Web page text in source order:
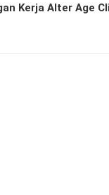
Kerja Alter Age